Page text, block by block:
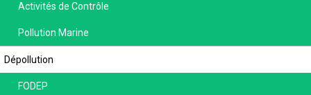
Activités de Contrôle
Pollution Marine
Dépollution
FODEP